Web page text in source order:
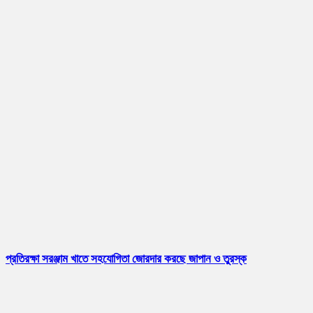
প্রতিরক্ষা সরঞ্জাম খাতে সহযোগিতা জোরদার করছে জাপান ও তুরস্ক